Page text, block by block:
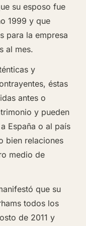
su esposo fue
1999 y que
para la empresa
al mes.
y
éstas
antes o
y pueden
España o al país
bien relaciones
medio de
que su
todos los
de 2011 y